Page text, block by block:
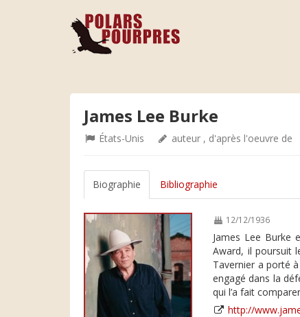
James Lee Burke
États-Unis auteur , d'après l'oeuvre de
Biographie Bibliographie
12/12/1936
James Lee Burke
Award, il poursuit
Tavernier a porté
engagé dans la
qui l’a fait
http://